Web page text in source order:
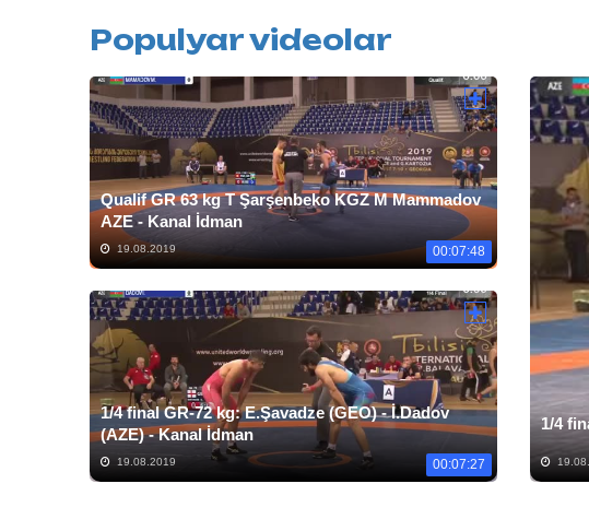
Populyar videolar
00:07:48
Qualif GR 63 kg T Şarşenbeko KGZ M Mammadov
AZE - Kanal İdman
19.08.2019
00:07:27
1/4 final GR-72 kg: E.Şavadze (GEO) - İ.Dadov
(AZE) - Kanal İdman
19.08.2019
1/4